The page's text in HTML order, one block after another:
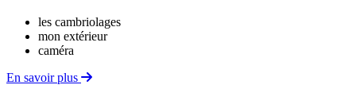
les cambriolages
mon extérieur
caméra
En savoir plus